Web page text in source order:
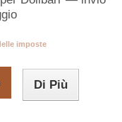
imposte
Di Più